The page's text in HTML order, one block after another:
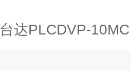
台达PLCDVP-10MC